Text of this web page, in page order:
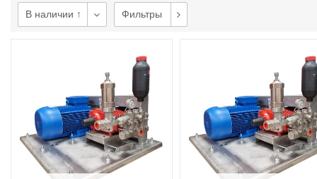
В наличии ↑ Фильтры